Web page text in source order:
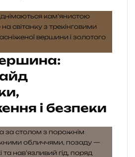
і безпеки